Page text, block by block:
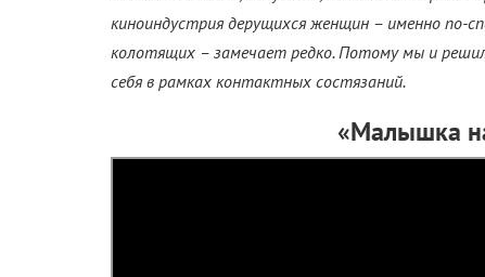
киноиндустрия дерущихся женщин – именно по-
колотящих – замечает редко. Потому мы и
себя в рамках контактных состязаний.
«Малышка